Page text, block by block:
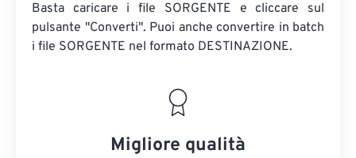
Basta caricare i file SORGENTE e cliccare sul
pulsante "Converti". Puoi anche convertire in batch
i file SORGENTE nel formato DESTINAZIONE.
Migliore qualità